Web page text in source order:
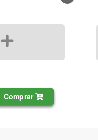
+
Comprar